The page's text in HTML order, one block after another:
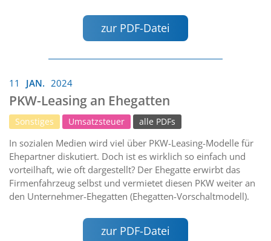
zur PDF-Datei
11 JAN. 2024
PKW-Leasing an Ehegatten
Sonstiges Umsatzsteuer alle PDFs
In sozialen Medien wird viel über PKW-Leasing-Modelle für
Ehepartner diskutiert. Doch ist es wirklich so einfach und
vorteilhaft, wie oft dargestellt? Der Ehegatte erwirbt das
Firmenfahrzeug selbst und vermietet diesen PKW weiter an
den Unternehmer-Ehegatten (Ehegatten-Vorschaltmodell).
zur PDF-Datei